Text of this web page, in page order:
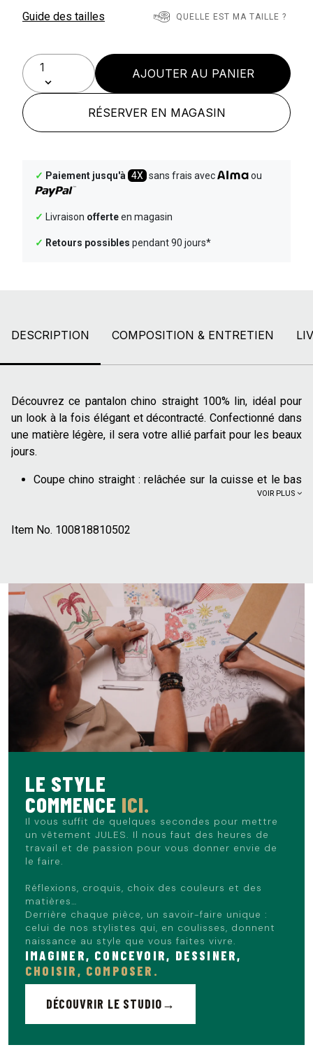
Guide des tailles QUELLE EST MA TAILLE ?
AJOUTER AU PANIER
RÉSERVER EN MAGASIN
✓ Paiement jusqu'à 4X sans frais avec ou
✓ Livraison offerteen magasin
✓ Retours possibles pendant 90 jours*
DESCRIPTION COMPOSITION & ENTRETIEN
Découvrez ce pantalon chino straight 100% lin, idéal pour
un look à la fois élégant et décontracté. Confectionné dans
une matière légère, il sera votre allié parfait pour les beaux
jours.
Coupe chino straight : relâchée sur la cuisse et le bas
Passants pour ceinture
100% lin :
Le lin est une fibre naturelle légère et
thermorégulatrice, qui s'adapte à toutes températures,
frais et respirant l'été et isolant du froid l'hiver
Pour un look décontracté, associez ce pantalon avec un t-
shirt uni et des baskets. Pour une tenue plus habillée,
optez pour une chemise en lin et des chaussures bateau.
Une veste légère peut compléter l'ensemble pour les
soirées plus fraîches.
Le mannequin mesure 1m86 et porte du 40.
VOIR PLUS
Item No. 100818810502
LE STYLE
COMMENCE ICI.
Il vous suffit de quelques secondes pour mettre
un vêtement JULES. Il nous faut des heures de
travail et de passion pour vous donner envie de
le faire.
Réflexions, croquis, choix des couleurs et des
matières…
Derrière chaque pièce, un savoir-faire unique :
celui de nos stylistes qui, en coulisses, donnent
naissance au style que vous faites vivre.
IMAGINER, CONCEVOIR, DESSINER,
CHOISIR, COMPOSER.
DÉCOUVRIR LE STUDIO